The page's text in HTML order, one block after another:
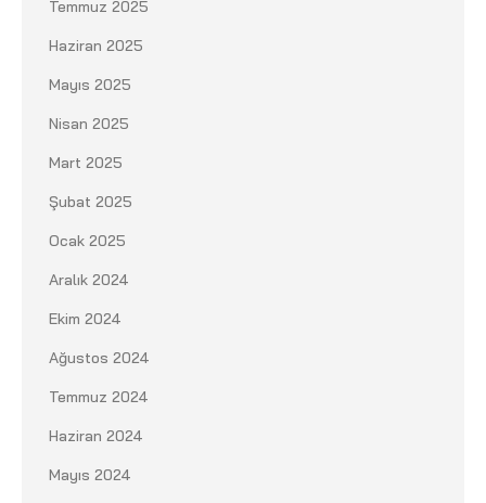
Temmuz 2025
Haziran 2025
Mayıs 2025
Nisan 2025
Mart 2025
Şubat 2025
Ocak 2025
Aralık 2024
Ekim 2024
Ağustos 2024
Temmuz 2024
Haziran 2024
Mayıs 2024